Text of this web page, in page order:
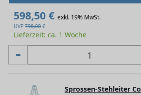
598,50 € exkl. 19% MwSt.
UVP 798,00 €
Lieferzeit: ca. 1 Woche
Sprossen-Stehleiter